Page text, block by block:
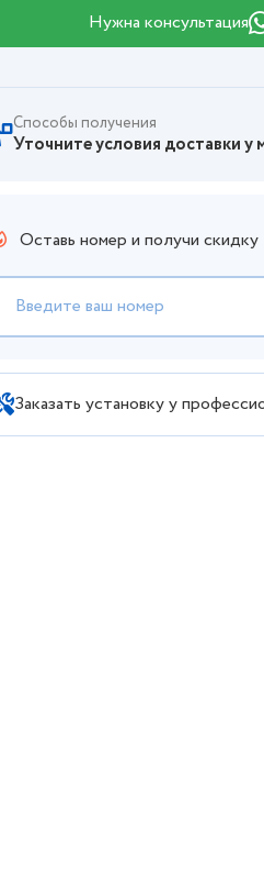
Нужна консультация
Способы получения
Уточните условия доставки у
Оставь номер и получи скидку
Заказать установку у